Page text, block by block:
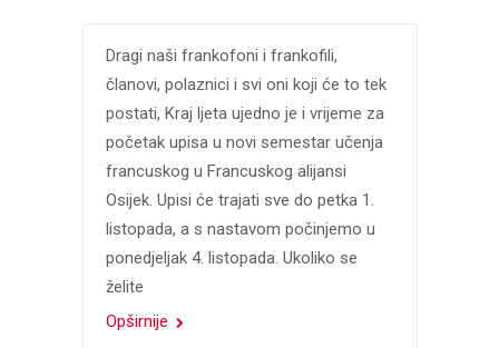
Dragi naši frankofoni i frankofili,
članovi, polaznici i svi oni koji će to tek
postati, Kraj ljeta ujedno je i vrijeme za
početak upisa u novi semestar učenja
francuskog u Francuskog alijansi
Osijek. Upisi će trajati sve do petka 1.
listopada, a s nastavom počinjemo u
ponedjeljak 4. listopada. Ukoliko se
želite
Opširnije